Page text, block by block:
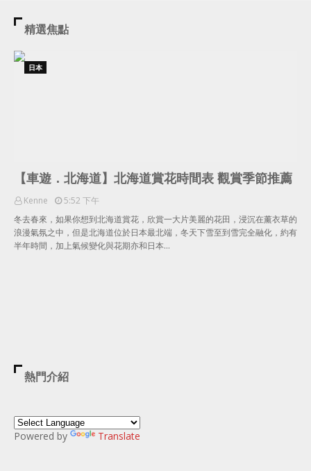
精選焦點
日本
【車遊．北海道】北海道賞花時間表 觀賞季節推薦
Kenne
5:52 下午
冬去春來，如果你想到北海道賞花，欣賞一大片美麗的花田，浸沉在薰衣草的
浪漫氣氛之中，但是北海道位於日本最北端，冬天下雪至到雪完全融化，約有
半年時間，加上氣候變化與花期亦和日本…
熱門介紹
Powered by Translate